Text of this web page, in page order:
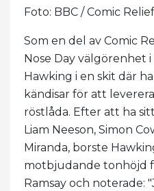
Foto: BBC / Comic Relief
Som en del av Comic
Nose Day välgörenhet i
Hawking i en skit där
kändisar för att
röstlåda. Efter att ha
Liam Neeson, Simon
Miranda, borste
motbjudande tonhöjd
Ramsay och noterade: